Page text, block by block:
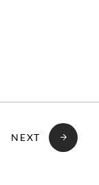
NEXT